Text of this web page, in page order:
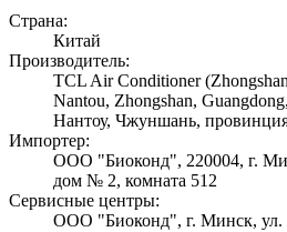
Страна:
Китай
Производитель:
TCL Air Conditioner
Nantou, Zhongshan,
Нантоу, Чжуншань,
Импортер:
ООО "Биоконд", 220004, г.
дом № 2, комната 512
Сервисные центры:
ООО "Биоконд", г. Минск,